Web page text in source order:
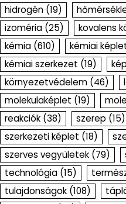
hidrogén (19)
izoméria (25) kovalens
kémia (610) kémiai
kémiai szerkezet (19)
környezetvédelem (46)
molekulaképlet (19)
reakciók (38) szerep (15)
szerkezeti képlet (18)
szerves vegyületek (79)
technológia (15)
tulajdonságok (108)